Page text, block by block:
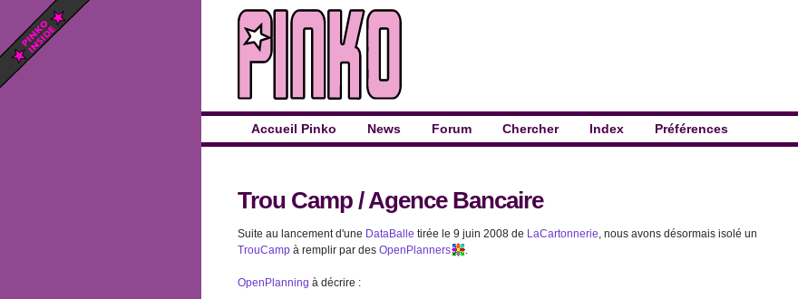
Accueil Pinko News Forum Chercher Index Préférences
Trou Camp /Agence Bancaire
Suite au lancement d'une DataBalle tirée le 9 juin 2008 de LaCartonnerie , nous avons désormais isolé un
TrouCamp à remplir par des OpenPlanners
OpenPlanning à décrire :